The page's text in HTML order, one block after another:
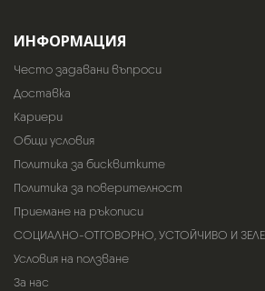
ИНФОРМАЦИЯ
Често задавани въпроси
Доставка
Кариери
Общи условия
Политика за бисквитките
Политика за поверителност
Приемане на ръкописи
СОЦИАЛНО-ОТГОВОРНО, УСТОЙЧИВО И
Условия на ползване
За нас